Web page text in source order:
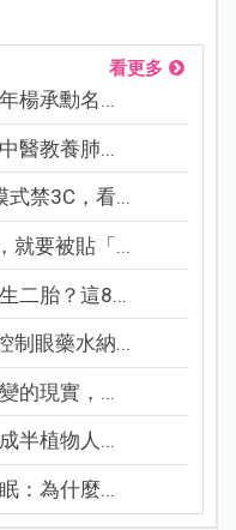
看更多
楊承勳名...
醫教養肺...
禁3C，看...
就要被貼「...
二胎？這8...
制眼藥水納...
的現實，...
半植物人...
：為什麼...